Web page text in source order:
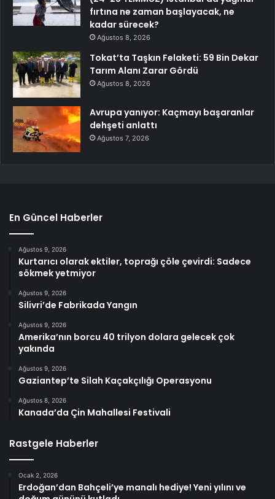
fırtına ne zaman başlayacak, ne
kadar sürecek?
Ağustos 8, 2026
Tokat’ta Taşkın Felaketi: 59 Bin Dekar
Tarım Alanı Zarar Gördü
Ağustos 8, 2026
Avrupa yanıyor: Kaçmayı başaranlar
dehşeti anlattı
Ağustos 7, 2026
En Güncel Haberler
Ağustos 9, 2026
Kurtarıcı olarak ektiler, toprağı çöle çevirdi: Sadece
sökmek yetmiyor
Ağustos 9, 2026
Silivri’de Fabrikada Yangın
Ağustos 9, 2026
Amerika’nın borcu 40 trilyon dolara gelecek çok
yakında
Ağustos 9, 2026
Gaziantep’te Silah Kaçakçılığı Operasyonu
Ağustos 8, 2026
Kanada’da Çin Mahallesi Festivali
Rastgele Haberler
Ocak 2, 2026
Erdoğan’dan Bahçeli’ye manalı hediye! Yeni yılını ve